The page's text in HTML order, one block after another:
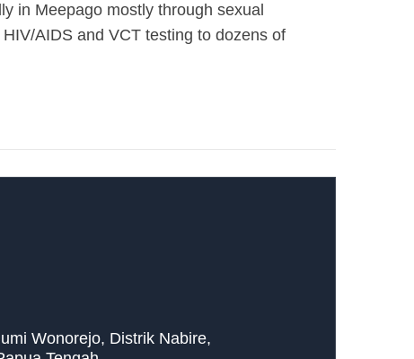
in Meepago mostly through sexual
AIDS and VCT testing to dozens of
Wonorejo, Distrik Nabire,